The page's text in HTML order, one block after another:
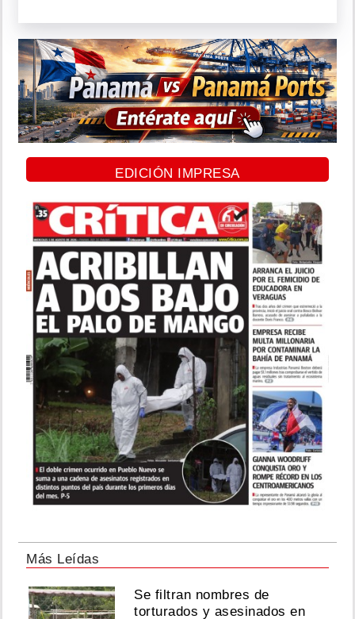
EDICIÓN IMPRESA
Más Leídas
Se filtran nombres de
torturados y asesinados en